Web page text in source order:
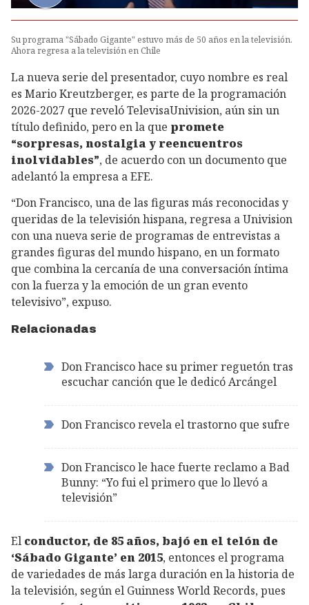
Su programa "Sábado Gigante" estuvo más de 50 años en la televisión.
Ahora regresa a la televisión en Chile
La nueva serie del presentador, cuyo nombre es real
es Mario Kreutzberger, es parte de la programación
2026-2027 que reveló TelevisaUnivision, aún sin un
título definido, pero en la que promete
“sorpresas, nostalgia y reencuentros
inolvidables”, de acuerdo con un documento que
adelantó la empresa a EFE.
“Don Francisco, una de las figuras más reconocidas y
queridas de la televisión hispana, regresa a Univision
con una nueva serie de programas de entrevistas a
grandes figuras del mundo hispano, en un formato
que combina la cercanía de una conversación íntima
con la fuerza y la emoción de un gran evento
televisivo”, expuso.
Relacionadas
Don Francisco hace su primer reguetón tras
escuchar canción que le dedicó Arcángel
Don Francisco revela el trastorno que sufre
Don Francisco le hace fuerte reclamo a Bad
Bunny: “Yo fui el primero que lo llevó a
televisión”
El conductor, de 85 años, bajó en el telón de
‘Sábado Gigante’ en 2015, entonces el programa
de variedades de más larga duración en la historia de
la televisión, según el Guinness World Records, pues